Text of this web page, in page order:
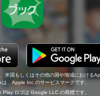
米国もしくはその他の国や地域における
、Apple Inc.のサービスマークです。
ロゴは Google LLC の商標です。